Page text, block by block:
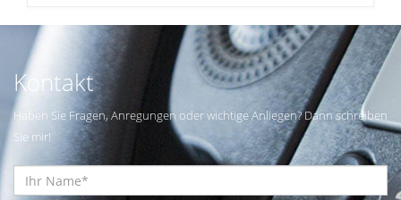
Kontakt
Haben Sie Fragen, Anregungen oder wichtige Anliegen? Dann schreiben
Sie mir!